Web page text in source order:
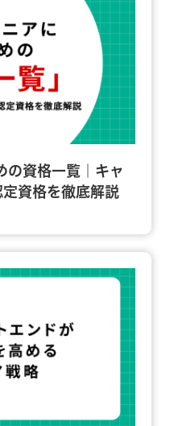
の資格一覧｜キャ
資格を徹底解説